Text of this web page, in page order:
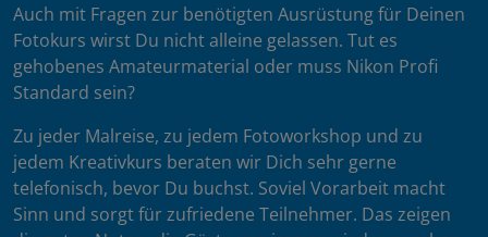
Auch mit Fragen zur benötigten Ausrüstung für Deinen
Fotokurs wirst Du nicht alleine gelassen. Tut es
gehobenes Amateurmaterial oder muss Nikon Profi
Standard sein?
Zu jeder Malreise, zu jedem Fotoworkshop und zu
jedem Kreativkurs beraten wir Dich sehr gerne
telefonisch, bevor Du buchst. Soviel Vorarbeit macht
Sinn und sorgt für zufriedene Teilnehmer. Das zeigen